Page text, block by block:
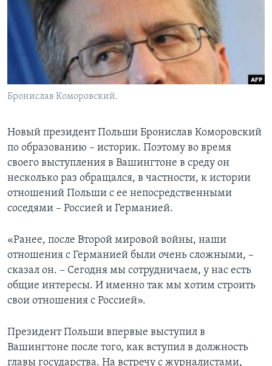
Learning English
СОЦИАЛЬНЫЕ СЕТИ
Бронислав Коморовский.
Новый президент Польши Бронислав Коморовский
по образованию – историк. Поэтому во время
своего выступления в Вашингтоне в среду он
несколько раз обращался, в частности, к истории
отношений Польши с ее непосредственными
соседями – Россией и Германией.
«Ранее, после Второй мировой войны, наши
отношения с Германией были очень сложными, –
сказал он. – Сегодня мы сотрудничаем, у нас есть
общие интересы. И именно так мы хотим строить
свои отношения с Россией».
Президент Польши впервые выступил в
Вашингтоне после того, как вступил в должность
главы государства. На встречу с журналистами,